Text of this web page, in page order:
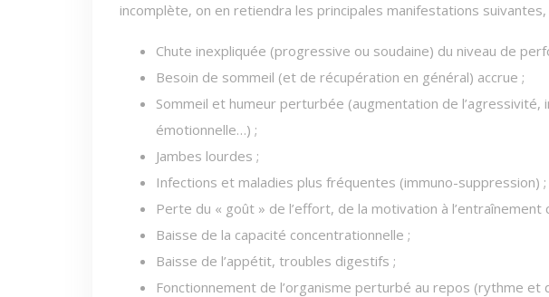
incomplète, on en retiendra les principales manifestations
Chute inexpliquée (progressive ou soudaine) du niveau de
Besoin de sommeil (et de récupération en général) accrue ;
Sommeil et humeur perturbée (augmentation de l’agressivité,
émotionnelle…) ;
Jambes lourdes ;
Infections et maladies plus fréquentes (immuno-suppression) ;
Perte du « goût » de l’effort, de la motivation à
Baisse de la capacité concentrationnelle ;
Baisse de l’appétit, troubles digestifs ;
Fonctionnement de l’organisme perturbé au repos (rythme